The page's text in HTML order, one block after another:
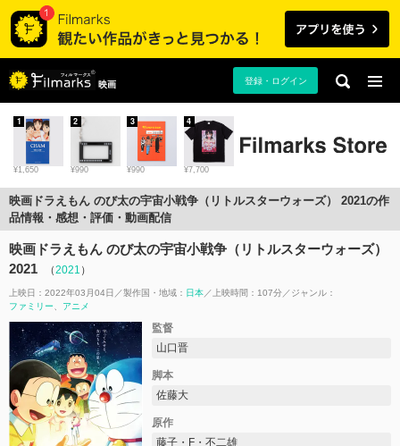
映画 登録・ログイン
¥1,650
1
¥990
2
¥990
3
¥7,700
4
映画ドラえもん のび太の宇宙小戦争（リトルスターウォーズ） 2021の作
品情報・感想・評価・動画配信
映画ドラえもん のび太の宇宙小戦争（リトルスターウォーズ）
2021
（2021 ）
上映日：2022年03月04日 製作国・地域： 日本 上映時間：107分
ジャンル：
ファミリー
アニメ
監督
山口晋
脚本
佐藤大
原作
藤子・F・不二雄